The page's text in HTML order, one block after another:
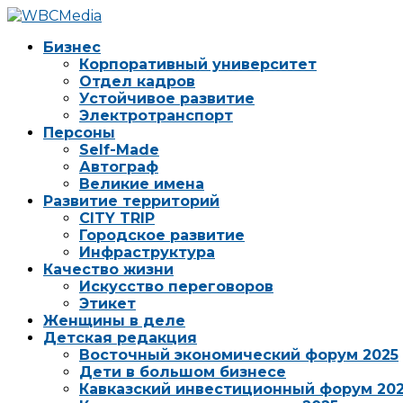
Бизнес
Корпоративный университет
Отдел кадров
Устойчивое развитие
Электротранспорт
Персоны
Self-Made
Автограф
Великие имена
Развитие территорий
CITY TRIP
Городское развитие
Инфраструктура
Качество жизни
Искусство переговоров
Этикет
Женщины в деле
Детская редакция
Восточный экономический форум 2025
Дети в большом бизнесе
Кавказский инвестиционный форум